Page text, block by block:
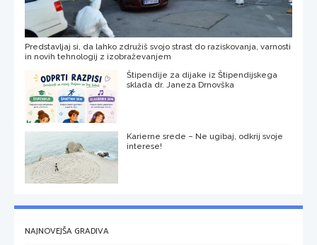
Predstavljaj si, da lahko združiš svojo strast do raziskovanja, varnosti
in novih tehnologij z izobraževanjem
Štipendije za dijake iz Štipendijskega
sklada dr. Janeza Drnovška
Karierne srede – Ne ugibaj, odkrij svoje
interese!
NAJNOVEJŠA GRADIVA